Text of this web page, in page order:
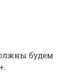
будем